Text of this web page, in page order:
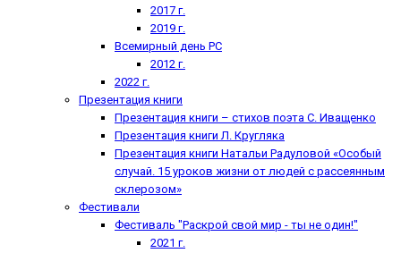
2017 г.
2019 г.
Всемирный день РС
2012 г.
2022 г.
Презентация книги
Презентация книги – стихов поэта С. Иващенко
Презентация книги Л. Кругляка
Презентация книги Натальи Радуловой «Особый
случай. 15 уроков жизни от людей с рассеянным
склерозом»
Фестивали
Фестиваль "Раскрой свой мир - ты не один!"
2021 г.